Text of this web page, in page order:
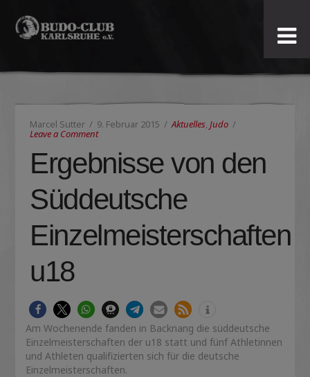
Budo-
Club
Karlsruhe
e.V.
Marcel Sutter 9. Februar 2015 Aktuelles, Judo
Leave a Comment
Ergebnisse von den
Süddeutsche
Einzelmeisterschaften
u18
Am Wochenende fanden in Backnang die süddeutsche
Einzelmeisterschaften der u18 statt und fünf Athletinnen
und Athleten qualifizierten sich für die deutsche
Einzelmeisterschaften.